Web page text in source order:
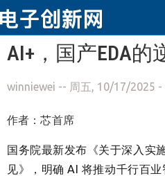
跳转到主要内容
AI+，国产EDA的
winniewei -- 周五, 10/17/2025 -
作者： 芯首席
国务院最新发布《关于深入实
见》，明确 AI 将推动千行百